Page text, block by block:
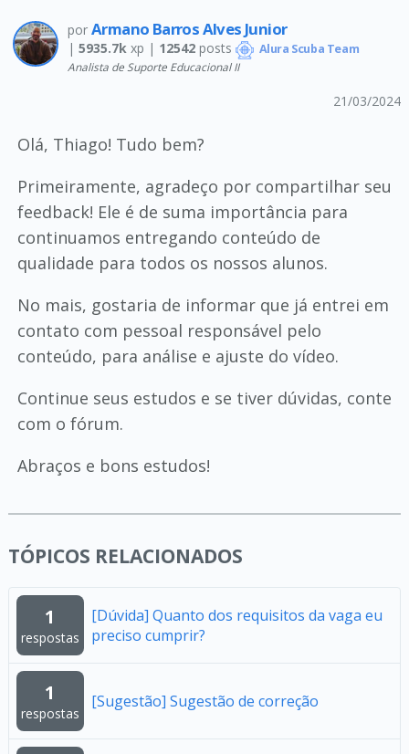
por Armano Barros Alves Junior
| 5935.7kxp | 12542posts Alura Scuba Team
Analista de Suporte Educacional II
21/03/2024
Olá, Thiago! Tudo bem?
Primeiramente, agradeço por compartilhar seu
feedback! Ele é de suma importância para
continuamos entregando conteúdo de
qualidade para todos os nossos alunos.
No mais, gostaria de informar que já entrei em
contato com pessoal responsável pelo
conteúdo, para análise e ajuste do vídeo.
Continue seus estudos e se tiver dúvidas, conte
com o fórum.
Abraços e bons estudos!
TÓPICOS RELACIONADOS
1
respostas
[Dúvida] Quanto dos requisitos da vaga eu
preciso cumprir?
1
respostas
[Sugestão] Sugestão de correção